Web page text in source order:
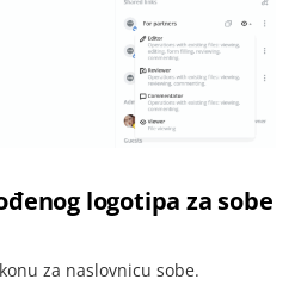
logotipa za sobe
za naslovnicu sobe.